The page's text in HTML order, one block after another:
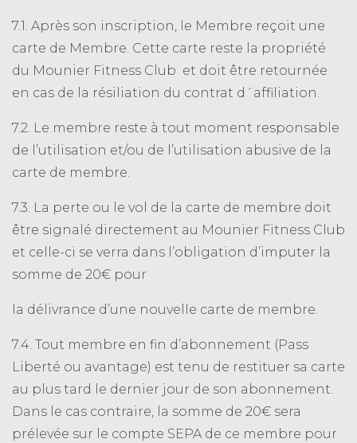
7.1. Après son inscription, le Membre reçoit une
carte de Membre. Cette carte reste la propriété
du Mounier Fitness Club et doit être retournée
en cas de la résiliation du contrat d´affiliation.
7.2. Le membre reste à tout moment responsable
de l’utilisation et/ou de l’utilisation abusive de la
carte de membre.
7.3. La perte ou le vol de la carte de membre doit
être signalé directement au Mounier Fitness Club
et celle-ci se verra dans l’obligation d’imputer la
somme de 20€ pour
la délivrance d’une nouvelle carte de membre.
7.4. Tout membre en fin d’abonnement (Pass
Liberté ou avantage) est tenu de restituer sa carte
au plus tard le dernier jour de son abonnement.
Dans le cas contraire, la somme de 20€ sera
prélevée sur le compte SEPA de ce membre pour